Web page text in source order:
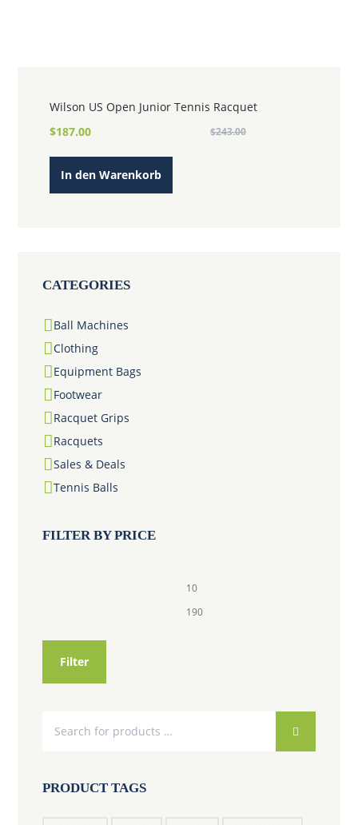
Wilson US Open Junior Tennis Racquet
$243.00
Ursprünglicher
$243.00
$187.00Aktueller
$187.00.
In den Warenkorb
CATEGORIES
Ball Machines
Clothing
Equipment Bags
Footwear
Racquet Grips
Racquets
Sales & Deals
Tennis Balls
FILTER BY PRICE
Min.
Preis
Filter
PRODUCT TAGS